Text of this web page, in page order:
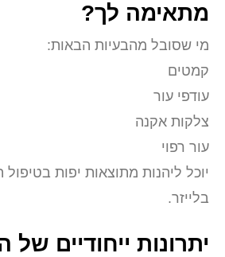
מתאימה לך?
מי שסובל מהבעיות הבאות:
קמטים
עודפי עור
צלקות אקנה
עור רפוי
יוכל ליהנות מתוצאות יפות
בלייזר.
יתרונות ייחודיים